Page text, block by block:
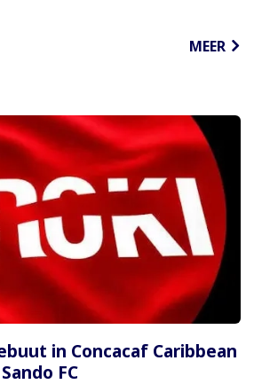
MEER
in Concacaf Caribbean
FC